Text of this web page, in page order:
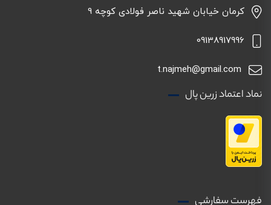
کرمان خیابان شهید ناصر فولادی کوچه 9
09138917996
t.najmeh@gmail.com
نماد اعتماد زرین پال
فهرست سفارشی